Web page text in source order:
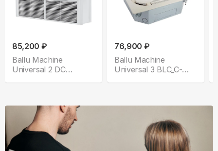
85,200 ₽
Ballu Machine
Universal 2 DC
76,900 ₽
Ballu Machine
Universal 3 BLC_C-